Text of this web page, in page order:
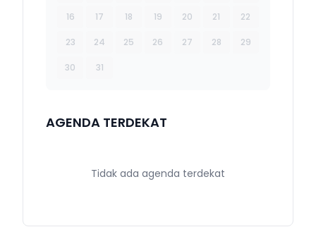
16 17 18 19 20 21 22
23 24 25 26 27 28 29
30 31
AGENDA TERDEKAT
Tidak ada agenda terdekat